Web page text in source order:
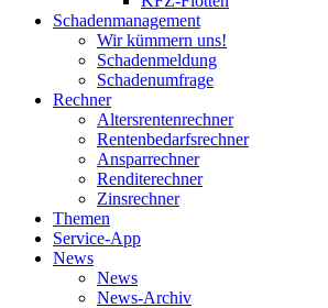
Schadenmanagement
Wir kümmern uns!
Schadenmeldung
Schadenumfrage
Rechner
Altersrentenrechner
Rentenbedarfsrechner
Ansparrechner
Renditerechner
Zinsrechner
Themen
Service-App
News
News
News-Archiv